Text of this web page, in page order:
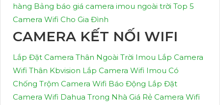
hàng Bảng báo giá camera imou ngoài trời Top 5
Camera Wifi Cho Gia Đình
CAMERA KẾT NỐI WIFI
Lắp Đặt Camera Thân Ngoài Trời Imou Lắp Camera
Wifi Thân Kbvision Lắp Camera Wifi Imou Có
Chống Trộm Camera Wifi Báo Động Lắp Đặt
Camera Wifi Dahua Trong Nhà Giá Rẻ Camera Wifi